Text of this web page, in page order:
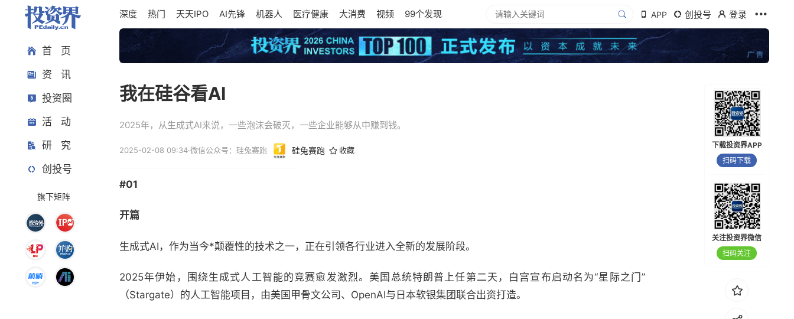
首 页
资 讯
投资圈
活 动
研 究
创投号
旗下矩阵
深度 热门 天天IPO AI先锋 机器人 医疗健康 大消费 视频 99个发现 APP 创投号 登录
我在硅谷看AI
2025年，从生成式AI来说，一些泡沫会破灭，一些企业能够从中赚到钱。
2025-02-08 09:34·微信公众号：硅兔赛跑 硅兔赛跑 收藏
#01
开篇
生成式AI，作为当今*颠覆性的技术之一，正在引领各行业进入全新的发展阶段。
2025年伊始，围绕生成式人工智能的竞赛愈发激烈。美国总统特朗普上任第二天，白宫宣布启动名为“星际之门”
（Stargate）的人工智能项目，由美国甲骨文公司、OpenAI与日本软银集团联合出资打造。
下载投资界APP
扫码下载
关注投资界微信
扫码关注